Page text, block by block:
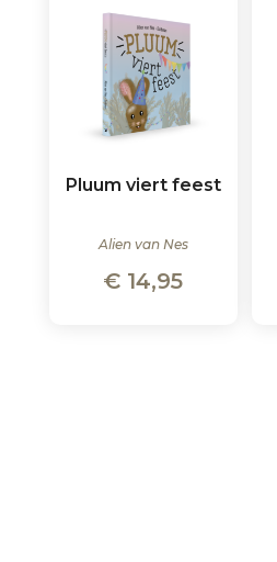
Pluum viert feest
Alien van Nes
€ 14,95